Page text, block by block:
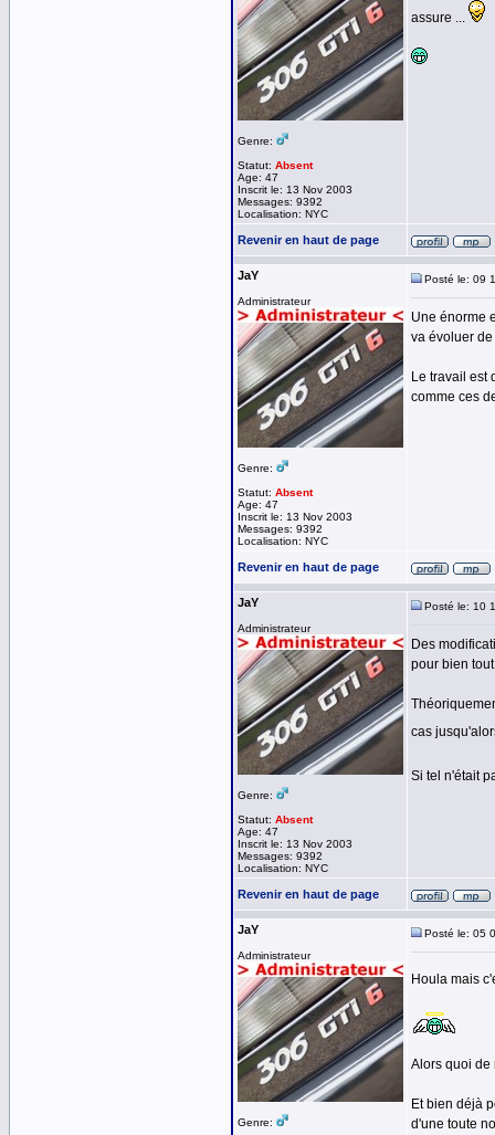
Genre:
Statut: Absent
Age: 47
Inscrit le: 13 Nov 2003
Messages: 9392
Localisation: NYC
assure ...
Revenir en haut de page
JaY
Administrateur
Genre:
Statut: Absent
Age: 47
Inscrit le: 13 Nov 2003
Messages: 9392
Localisation: NYC
Posté le: 09
Une énorme
va évoluer
Le travail est
comme ces
Revenir en haut de page
JaY
Administrateur
Genre:
Statut: Absent
Age: 47
Inscrit le: 13 Nov 2003
Messages: 9392
Localisation: NYC
Posté le: 10
Des
pour bien
cas
Si tel n'était
Revenir en haut de page
JaY
Administrateur
Genre:
Posté le: 05
Houla mais
Alors quoi de
Et bien déjà
d'une toute